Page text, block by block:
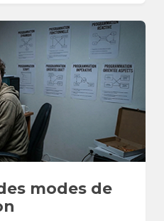
modes de